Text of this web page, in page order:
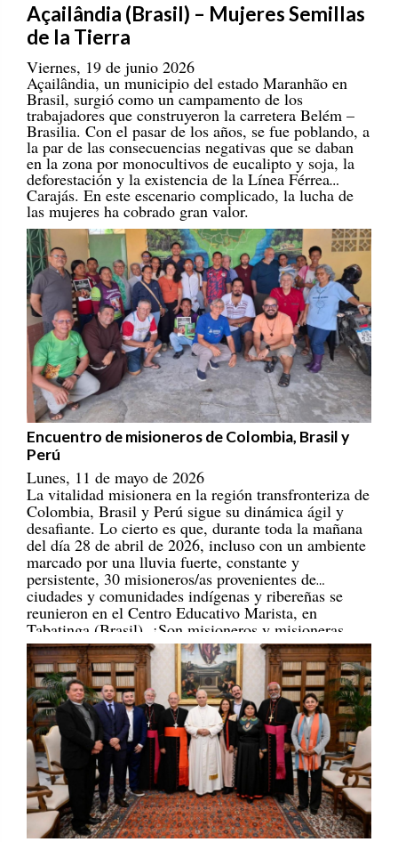
Açailândia (Brasil) – Mujeres Semillas
de la Tierra
Viernes, 19 de junio 2026
Açailândia, un municipio del estado Maranhão en
Brasil, surgió como un campamento de los
trabajadores que construyeron la carretera Belém –
Brasilia. Con el pasar de los años, se fue poblando, a
la par de las consecuencias negativas que se daban
en la zona por monocultivos de eucalipto y soja, la
deforestación y la existencia de la Línea Férrea
Carajás. En este escenario complicado, la lucha de
las mujeres ha cobrado gran valor.
Encuentro de misioneros de Colombia, Brasil y
Perú
Lunes, 11 de mayo de 2026
La vitalidad misionera en la región transfronteriza de
Colombia, Brasil y Perú sigue su dinámica ágil y
desafiante. Lo cierto es que, durante toda la mañana
del día 28 de abril de 2026, incluso con un ambiente
marcado por una lluvia fuerte, constante y
persistente, 30 misioneros/as provenientes de
ciudades y comunidades indígenas y ribereñas se
reunieron en el Centro Educativo Marista, en
Tabatinga (Brasil). ¡Son misioneros y misioneras
portadores/as de esperanza! [REPAM]